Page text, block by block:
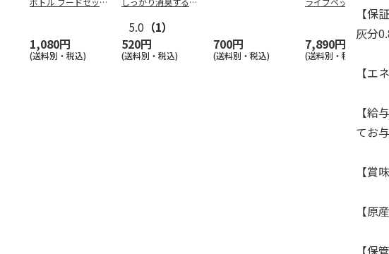
1,080円
(送料別・税込)
5.0 （1）
520円
(送料別・税込)
700円
(送料別・税込)
7,890円
(送料別・税込)
【保
灰分
【エ
【給
てお
【賞
【原
【保